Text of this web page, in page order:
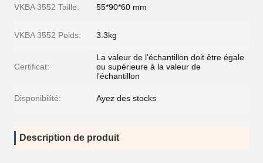
VKBA 3552 Taille: 55*90*60 mm
VKBA 3552 Poids: 3.3kg
Certificat:
La valeur de l'échantillon doit être égale
ou supérieure à la valeur de
l'échantillon
Disponibilité: Ayez des stocks
Description de produit